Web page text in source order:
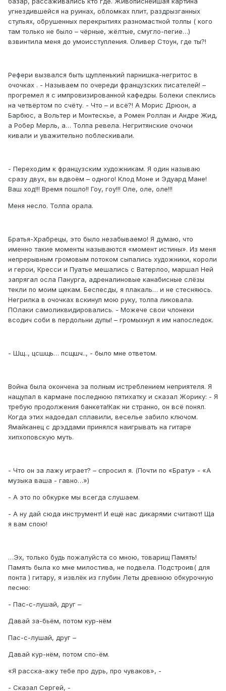
угнездившейся на руинах, обломках плит, раздрызганных
стульях, обрушенных перекрытиях разномастной толпы ( кого
там только не было – чёрные, жёлтые, смугло-пегие…)
взвинтила меня до умоисступления. Оливер Стоун, где ты?!
Рефери вызвался быть щупленький парнишка-негритос в
очочках . - Называем по очереди французских писателей! –
прогремел я с импровизированной кафедры. Болеки спеклись
на четвёртом по счёту. - Что – и всё?! А Морис Дрюон, а
Барбюс, а Вольтер и Монтескье, а Ромен Роллан и Андре Жид,
а Робер Мерль, а… Толпа ревела. Негритянские очочки
кивали и уважительно поблескивали.
- Переходим к французским художникам. Я один называю
сразу двух, вы вдвоём – одного! Клод Моне и Эдуард Мане!
Ваш ход!!! Время пошло!! Гоу, гоу!!! Оле, оле, оле!!!
Меня несло. Толпа орала.
Братья-Храбрецы, это было незабываемо! Я думаю, что
именно такие моменты называются «момент истины». Из меня
непрерывным громовым потоком сыпались художники, короли
и герои, Кресси и Пуатье мешались с Ватерлоо, маршал Ней
запрягал осла Панурга, адреналиновые канабисные слёзы
текли по моим щекам. Беспесды, я плакаль… и не стесняюсь.
Негрилка в очочках вскинул мою руку, толпа ликовала.
ПОлаки самоликвидировались. - Можече свои члонеки
всодич соби в пердольни дупы! – громыхнул я им напоследок.
- Шщ.., цсшщь… псщшч.., - было мне ответом.
Война была окончена за полным истреблением неприятеля. Я
нащупал в кармане последнюю пятихатку и сказал Жорику: - Я
требую продолжения банкета!Как ни странно, он всё понял.
Когда этих надоедал сплавили, веселье забило ключом.
Ямайканец с дрэддами принялся наигрывать на гитаре
хипхоповскую муть.
- Что он за лажу играет? – спросил я. (Почти по «Брату» - «А
музыка ваша - гавно…»)
- А это по обкурке мы всегда слушаем.
- А ну дай сюда инструмент! И ещё нас дикарями считают! Ща
я вам спою!
…Эх, только будь пожалуйста со мною, товарищ Память!
Память была ко мне милостива, не подвела. Подстроив( для
понта ) гитару, я извлёк из глубин Леты древнюю обкурочную
песню:
- Пас-с-лушай, друг –
Давай за-бьём, потом кур-нём
Пас-с-лушай, друг –
Давай кур-нём, потом спо-ём.
«Я расска-ажу тебе про дурь, про чуваков», -
- Сказал Сергей, -